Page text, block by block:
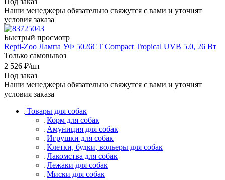
Наши менеджеры обязательно свяжутся с вами и уточнят
условия заказа
Быстрый просмотр
Repti-Zoo Лампа УФ 5026CT Compact Tropical UVB 5.0, 26 Вт
Только самовывоз
2 526 ₽/шт
Под заказ
Наши менеджеры обязательно свяжутся с вами и уточнят
условия заказа
Товары для собак
Корм для собак
Амуниция для собак
Игрушки для собак
Клетки, будки, вольеры для собак
Лакомства для собак
Лежаки для собак
Миски для собак